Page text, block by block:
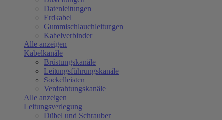
Datenleitungen
Erdkabel
Gummischlauchleitungen
Kabelverbinder
Alle anzeigen
Kabelkanäle
Brüstungskanäle
Leitungsführungskanäle
Sockelleisten
Verdrahtungskanäle
Alle anzeigen
Leitungsverlegung
Dübel und Schrauben